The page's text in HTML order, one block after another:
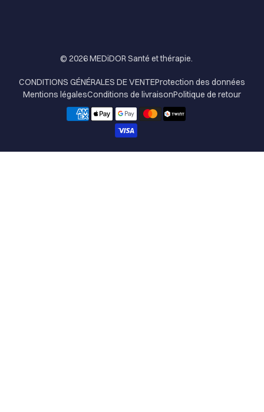
© 2026MEDiDOR Santé et thérapie.
CONDITIONS GÉNÉRALES DE VENTEProtection des données
Mentions légalesConditions de livraisonPolitique de retour